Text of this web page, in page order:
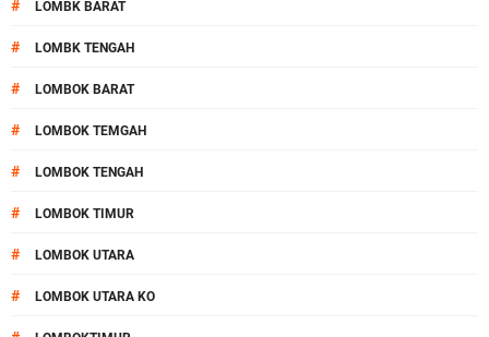
# LOMBK BARAT
# LOMBK TENGAH
# LOMBOK BARAT
# LOMBOK TEMGAH
# LOMBOK TENGAH
# LOMBOK TIMUR
# LOMBOK UTARA
# LOMBOK UTARA KO